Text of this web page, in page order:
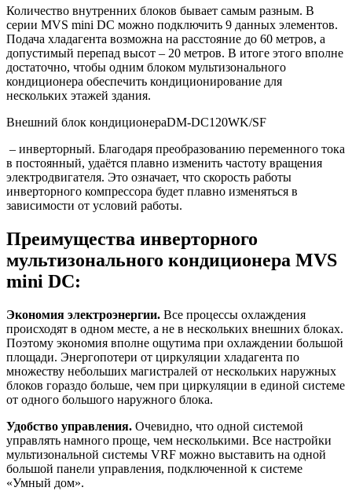
Количество внутренних блоков бывает самым разным. В
серии MVS mini DC можно подключить 9 данных элементов.
Подача хладагента возможна на расстояние до 60 метров, а
допустимый перепад высот – 20 метров. В итоге этого вполне
достаточно, чтобы одним блоком мультизонального
кондиционера обеспечить кондиционирование для
нескольких этажей здания.
Внешний блок кондиционераDM-DC120WK/SF
– инверторный. Благодаря преобразованию переменного тока
в постоянный, удаётся плавно изменить частоту вращения
электродвигателя. Это означает, что скорость работы
инверторного компрессора будет плавно изменяться в
зависимости от условий работы.
Преимущества инверторного
мультизонального кондиционера MVS
mini DC:
Экономия электроэнергии. Все процессы охлаждения
происходят в одном месте, а не в нескольких внешних блоках.
Поэтому экономия вполне ощутима при охлаждении большой
площади. Энергопотери от циркуляции хладагента по
множеству небольших магистралей от нескольких наружных
блоков гораздо больше, чем при циркуляции в единой системе
от одного большого наружного блока.
Удобство управления. Очевидно, что одной системой
управлять намного проще, чем несколькими. Все настройки
мультизональной системы VRF можно выставить на одной
большой панели управления, подключенной к системе
«Умный дом».